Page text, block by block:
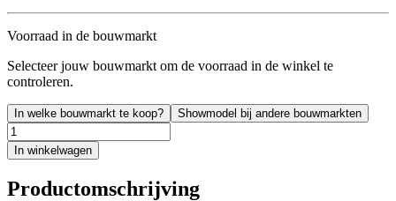
Voorraad in de bouwmarkt
Selecteer jouw bouwmarkt om de voorraad in de winkel te
controleren.
In welke bouwmarkt te koop? Showmodel bij andere bouwmarkten
In winkelwagen
Productomschrijving